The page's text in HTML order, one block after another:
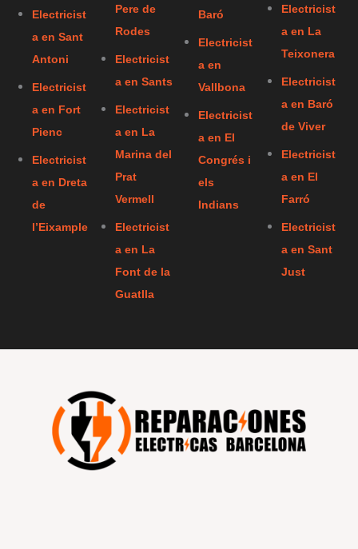
Electricist
a en Sant
Antoni
Electricist
a en Fort
Pienc
Electricist
a en Dreta
de
l’Eixample
Pere de
Rodes
Electricist
a en Sants
Electricist
a en La
Marina del
Prat
Vermell
Electricist
a en La
Font de la
Guatlla
Baró
Electricist
a en
Vallbona
Electricist
a en El
Congrés i
els
Indians
Electricist
a en La
Teixonera
Electricist
a en Baró
de Viver
Electricist
a en El
Farró
Electricist
a en Sant
Just